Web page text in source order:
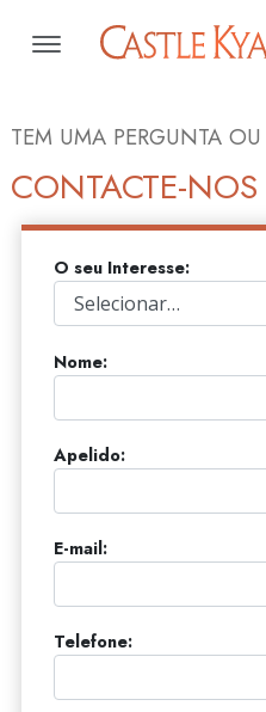
TEM UMA PERGUNTA
CONTACTE-NOS
O seu Interesse:
Nome:
Apelido:
E-mail:
Telefone: